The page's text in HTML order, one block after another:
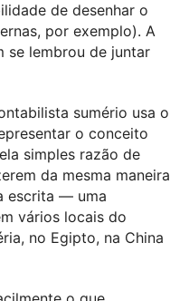
de desenhar o
por exemplo). A
se lembrou de juntar
sumério usa o
o conceito
simples razão de
da mesma maneira
escrita — uma
vários locais do
no Egipto, na China